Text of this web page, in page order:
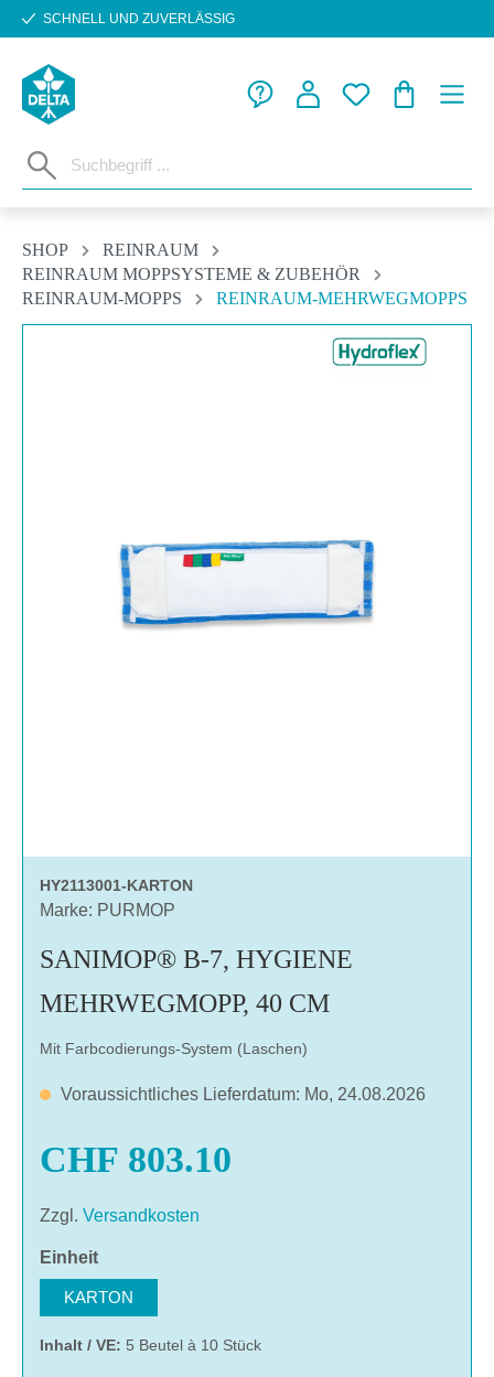
Zum Hauptinhalt springen
SCHNELL UND ZUVERLÄSSIG
SHOP
REINRAUM
REINRAUM MOPPSYSTEME & ZUBEHÖR
REINRAUM-MOPPS
REINRAUM-MEHRWEGMOPPS
HY2113001-KARTON
Marke: PURMOP
SANIMOP® B-7, HYGIENE
MEHRWEGMOPP, 40 CM
Mit Farbcodierungs-System (Laschen)
Voraussichtliches Lieferdatum: Mo, 24.08.2026
CHF 803.10
Zzgl. Versandkosten
Einheitauswählen
KARTON
Inhalt / VE: 5 Beutel à 10 Stück